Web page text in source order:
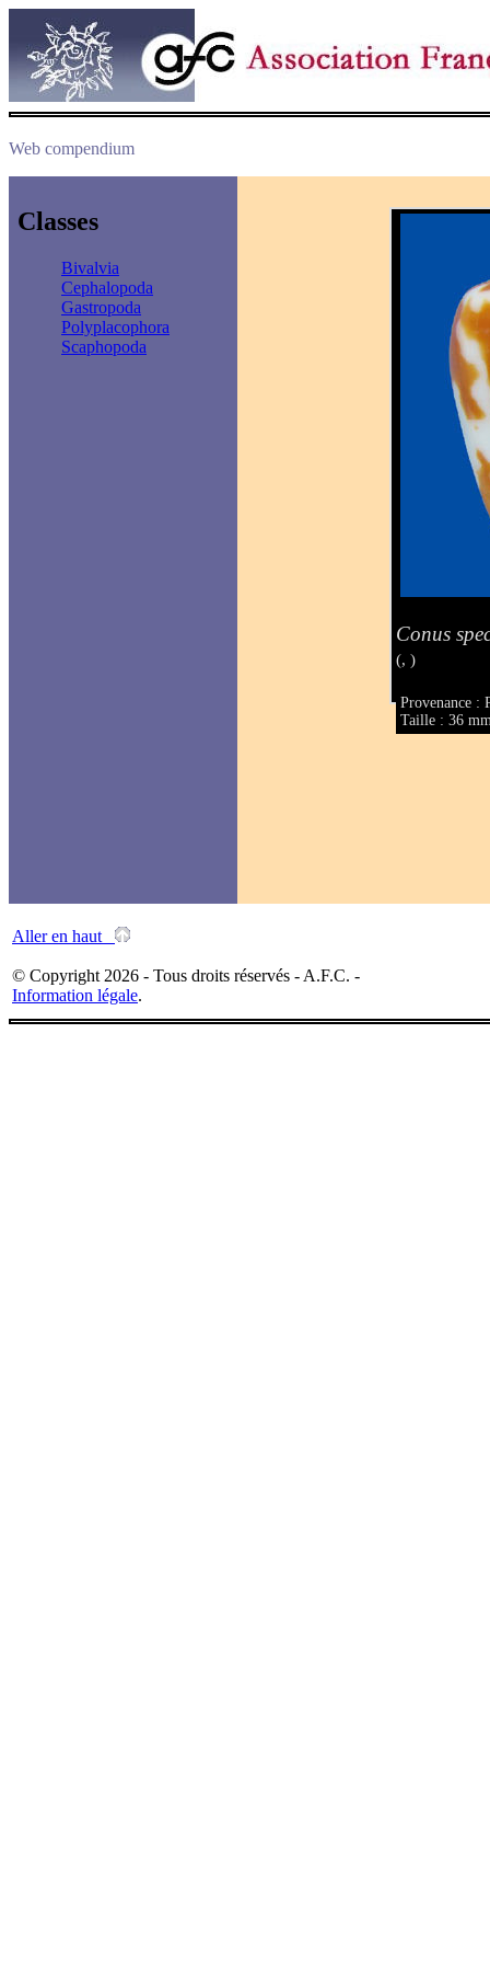
Web compendium
Classes
Bivalvia
Cephalopoda
Gastropoda
Polyplacophora
Scaphopoda
Conus
(, )
Provenance :
Taille : 36
Aller en haut
© Copyright 2026 - Tous droits réservés - A.F.C. -
Information légale.